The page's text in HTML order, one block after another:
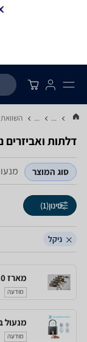
...
...
דלתות ואביזרים
סוג המוצר
סינון(1)
ניקל
מארז 20 יחידות צילינדר לשון אחיד
מודעה
מודעה